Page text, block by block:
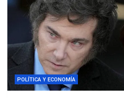
POLÍTICA Y ECONOMÍA